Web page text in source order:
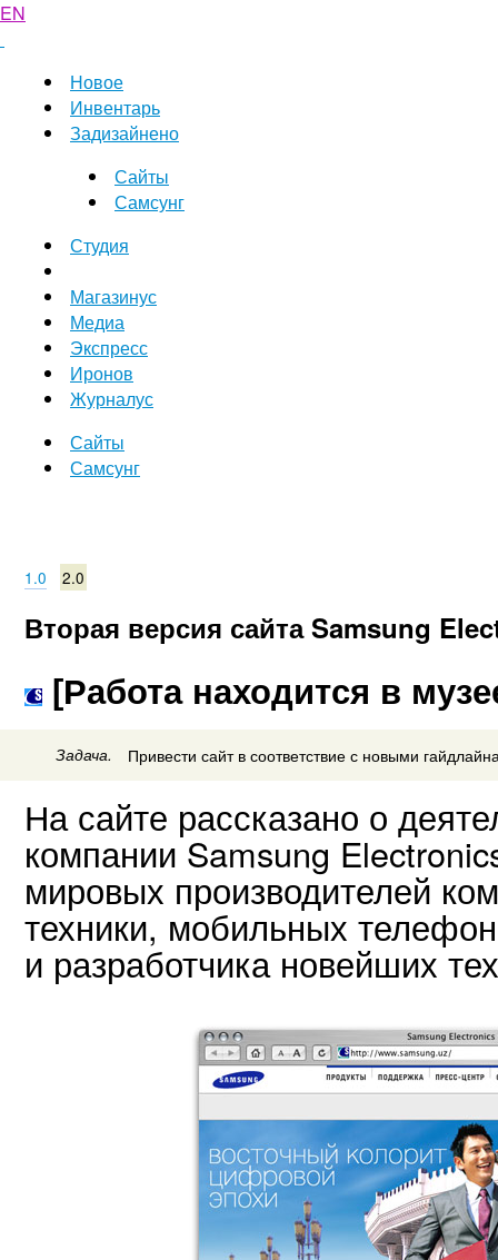
EN
Новое
Инвентарь
Задизайнено
Сайты
Самсунг
Студия
Магазинус
Медиа
Экспресс
Иронов
Журналус
Сайты
Самсунг
1.0 2.0
Вторая версия сайта Samsung
[Работа находится в
Задача. Привести сайт в соответствие с новыми
На сайте рассказано о
компании Samsung
мировых производителей
техники, мобильных
и разработчика новейших